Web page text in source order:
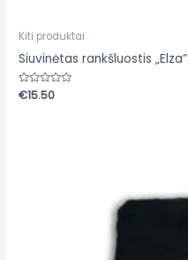
Kiti produktai
Siuvinėtas rankšluostis „Elza”
Įvertinimas:
0
€15.50